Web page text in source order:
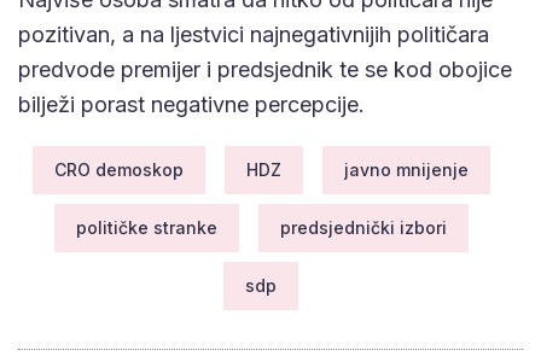
pozitivan, a na ljestvici najnegativnijih političara
predvode premijer i predsjednik te se kod obojice
bilježi porast negativne percepcije.
CRO demoskop HDZ javno mnijenje
političke stranke predsjednički izbori
sdp